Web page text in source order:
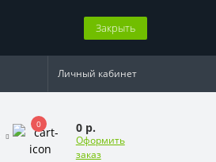
Закрыть
Личный кабинет
0 0 р.
Оформить
заказ